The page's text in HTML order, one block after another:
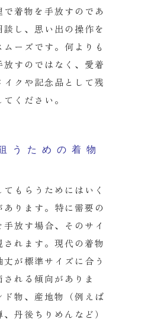
着物を手放すのであ
し、 思い出の操作を
ーズです。 何よりも
すのではなく、 愛着
イクや記念品として残
く ださい。
うための着物
もらうためにはいく
あります。特に需要の
放す場合、 そのサイ
れます。 現代の着物
が標準サイズに合う
される傾向がありま
ド物、産地物（例えば
丹後ちりめんなど）